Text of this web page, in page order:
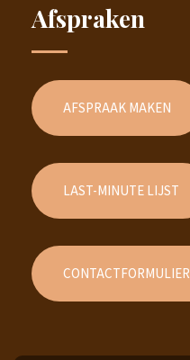
Afspraken
AFSPRAAK MAKEN
LAST-MINUTE LIJST
CONTACTFORMULIER